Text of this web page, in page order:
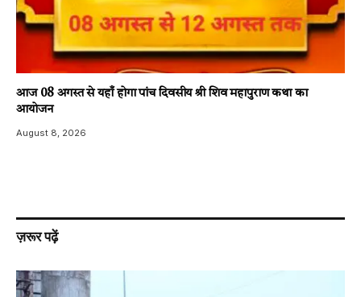
आज 08 अगस्त से यहाँ होगा पांच दिवसीय श्री शिव महापुराण कथा का
आयोजन
August 8, 2026
ज़रूर पढ़ें